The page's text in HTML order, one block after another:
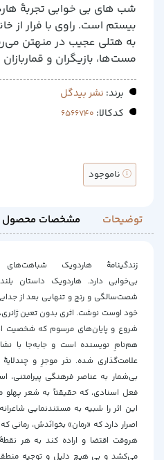
شب های بی خوابی تجربهٔ
بیستم است. راوی با فرار از
به هتلی عجیب در منهتن
مست‌ها، بازیگران و
برند: نشر بیدگل
کدکالا:
ناموجود
توضیحات مشخصات محصول
زندگینامۀ هاردویک
بی‌خوابی دارد.هاردویک داستان بلند
شصت‌سالگی و رنج و تنهایی بعد از
خود اوست نوشت. اثری بدون تعین
شروع و پایان‌های مرسوم که شخصیت
هم‌نامِ نویسنده است و جابه‌جا با
علامت‌گذاری شده. نثر موجزِ و چندلایۀ
بی‌شمار به عناصر فرهنگی پیرامتنی،
فعل اسنادی، که حقیقتاً به ‌شعر پهلو
این اثر را شبیه به مستندنمایی
اصرار دارد که «رمان» بخوانَدش، رمانی
هروقت اقتضا و اراده کند به هر
می‌کشد و بی هیچ دلیل و توجیه